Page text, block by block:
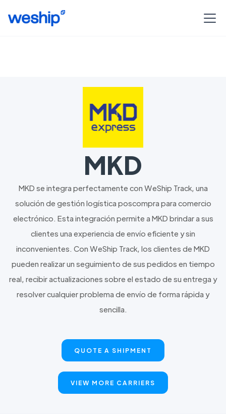
MKD
MKD se integra perfectamente con WeShip Track, una
solución de gestión logística poscompra para comercio
electrónico. Esta integración permite a MKD brindar a sus
clientes una experiencia de envío eficiente y sin
inconvenientes. Con WeShip Track, los clientes de MKD
pueden realizar un seguimiento de sus pedidos en tiempo
real, recibir actualizaciones sobre el estado de su entrega y
resolver cualquier problema de envío de forma rápida y
sencilla.
QUOTE A SHIPMENT
VIEW MORE CARRIERS